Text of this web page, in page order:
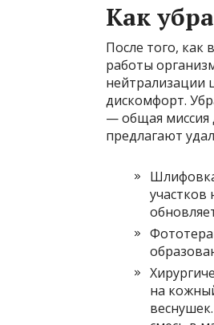
Как
После того, как
работы
нейтрализации
дискомфорт.
— общая миссия
предлагают
участков
на